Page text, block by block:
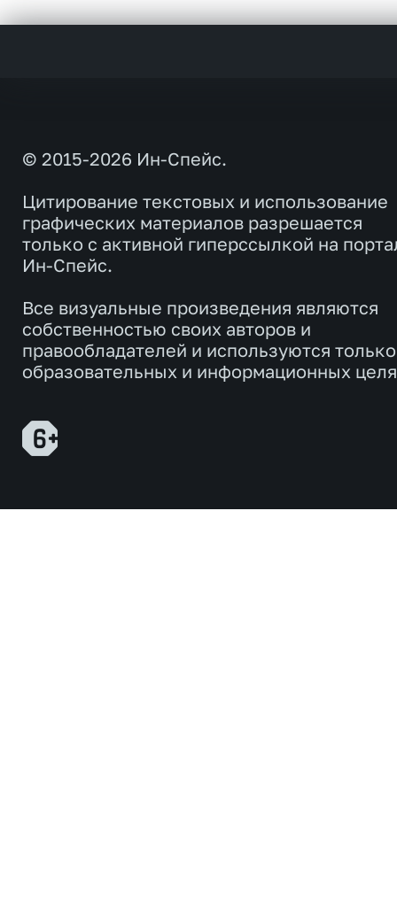
© 2015-2026 Ин-Спейс.
Цитирование текстовых и использование
графических материалов разрешается
только с активной гиперссылкой на
Ин-Спейс.
Все визуальные произведения являются
собственностью своих авторов и
правообладателей и используются
образовательных и информационных